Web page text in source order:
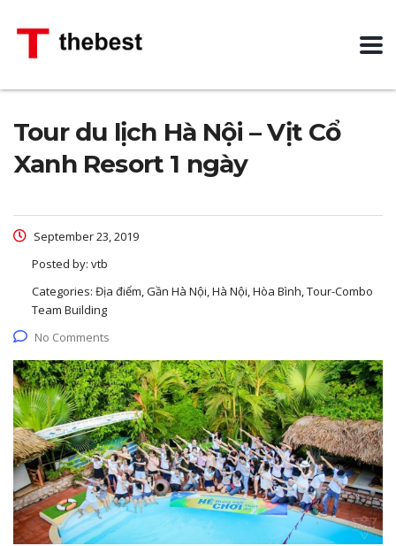
Tour du lịch Hà Nội – Vịt Cổ
Xanh Resort 1 ngày
September 23, 2019
Posted by: vtb
Categories: Địa điểm, Gần Hà Nội, Hà Nội, Hòa Bình, Tour-Combo
Team Building
No Comments